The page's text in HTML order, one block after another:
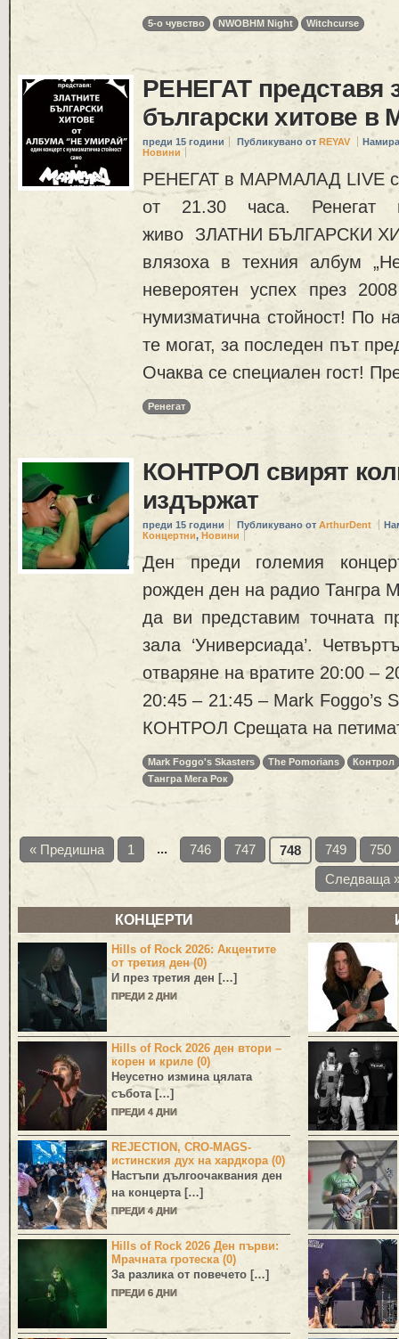
5-o чувство NWOBHM Night Witchcurse
РЕНЕГАТ представя
български хитове в
преди 15 години Публикувано от REYAV
Новини
РЕНЕГАТ в МАРМАЛАД LIVE
от 21.30 часа. Ренегат
живо ЗЛАТНИ БЪЛГАРСКИ
влязоха в техния албум
невероятен успех през
нумизматична стойност! По
те могат, за последен път
Очаква се специален гост!
Ренегат
КОНТРОЛ свирят
издържат
преди 15 години Публикувано от ArthurDent
Концертни, Новини
Ден преди големия
рожден ден на радио Тангра
да ви представим точната
зала ‘Универсиада’.
отваряне на вратите 20:00 –
20:45 – 21:45 – Mark
КОНТРОЛ Срещата на
Mark Foggo's Skasters The Pomorians
Контрол
Тангра Мега Рок
« Предишна 1 ... 746 747 748 749
750
Следваща
КОНЦЕРТИ
Hills of Rock 2026: Акцентите
от третия ден (0)
И през третия ден […]
ПРЕДИ 2 ДНИ
Hills of Rock 2026 ден втори –
корен и криле (0)
Неусетно измина цялата
събота […]
ПРЕДИ 4 ДНИ
REJECTION, CRO-MAGS-
истинския дух на хардкора (0)
Настъпи дългоочаквания ден
на концерта […]
ПРЕДИ 4 ДНИ
Hills of Rock 2026 Ден първи:
Мрачната гротеска (0)
За разлика от повечето […]
ПРЕДИ 6 ДНИ